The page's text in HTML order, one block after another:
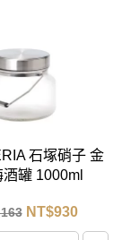
石塚硝子 金
罐 1000ml
NT$930